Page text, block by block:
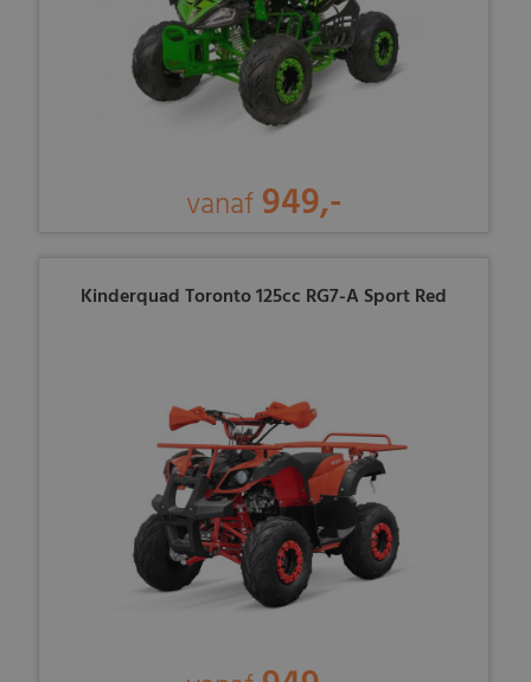
vanaf 949,-
Kinderquad Toronto 125cc RG7-A Sport Red